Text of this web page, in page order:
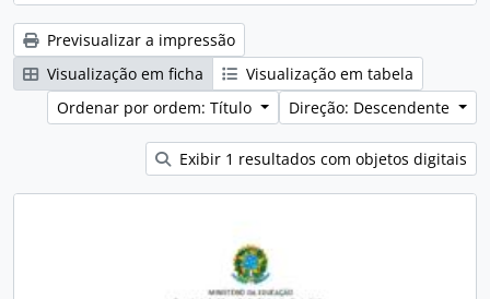
Previsualizar a impressão
Visualização em ficha
Visualização em tabela
Ordenar por ordem: Título
Direção: Descendente
Exibir 1 resultados com objetos digitais